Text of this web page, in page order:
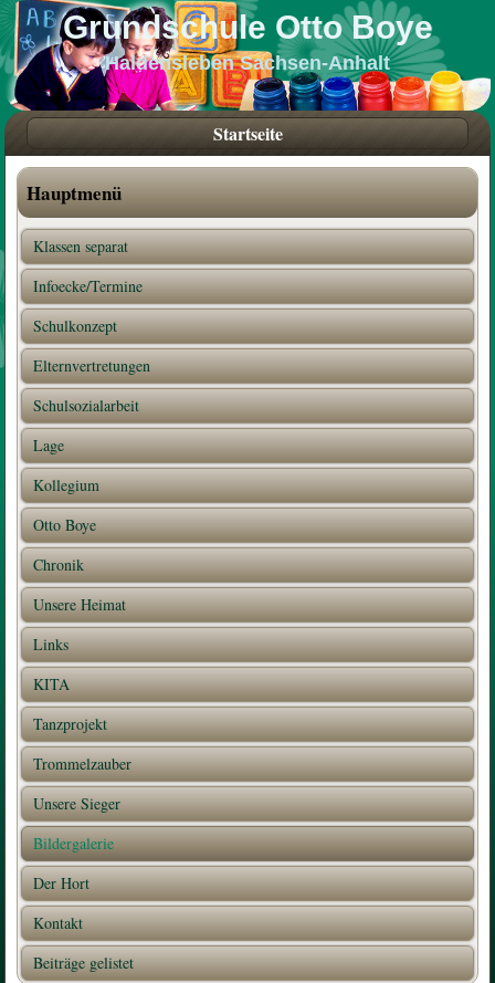
Grundschule Otto Boye
Haldensleben Sachsen-Anhalt
Startseite
Hauptmenü
Klassen separat
Infoecke/Termine
Schulkonzept
Elternvertretungen
Schulsozialarbeit
Lage
Kollegium
Otto Boye
Chronik
Unsere Heimat
Links
KITA
Tanzprojekt
Trommelzauber
Unsere Sieger
Bildergalerie
Der Hort
Kontakt
Beiträge gelistet